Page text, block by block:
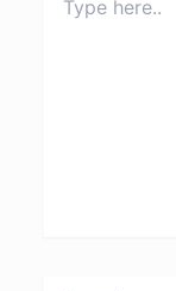
here..